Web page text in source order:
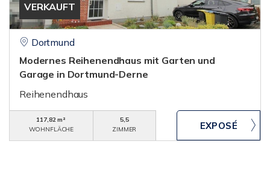
VERKAUFT
Dortmund
Modernes Reihenendhaus mit Garten und
Garage in Dortmund-Derne
Reihenendhaus
117,82 m²
WOHNFLÄCHE
5,5
ZIMMER